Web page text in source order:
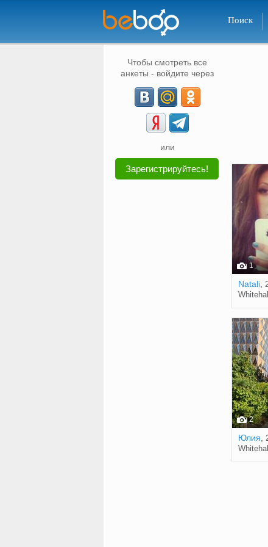
Поиск
Чтобы смотреть все
анкеты - войдите через
или
Зарегистрируйтесь!
1
Natali,
2
Юлия ,